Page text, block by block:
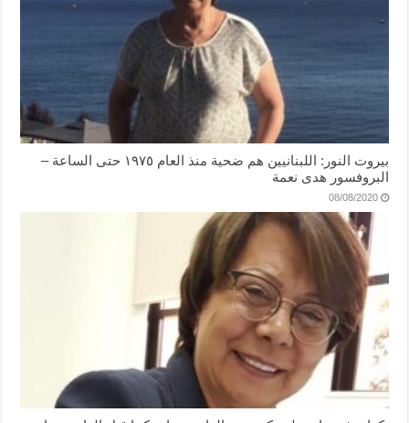
بيروت النور: اللبنانيين هم ضحية منذ العام ١٩٧٥ حتى الساعة –
البروفسور هدى نعمة
08/08/2020